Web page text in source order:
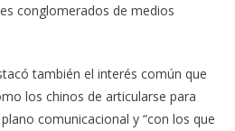
conglomerados de medios
también el interés común que
los chinos de articularse para
comunicacional y “con los que